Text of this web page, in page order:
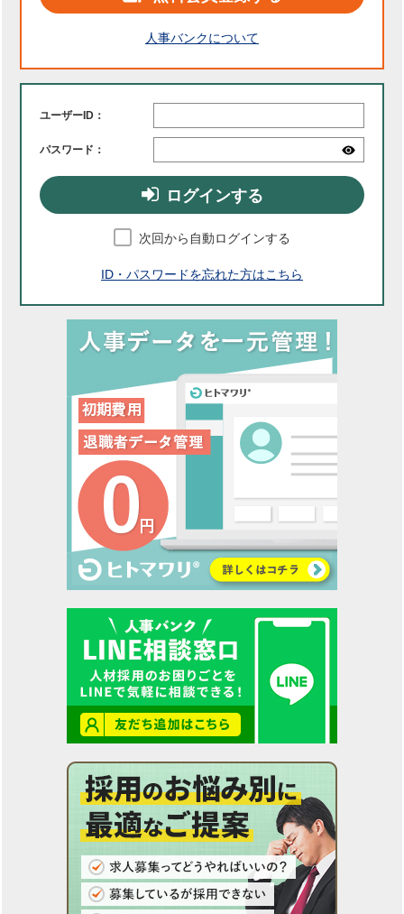
人事バンクについて
ユーザーID：
パスワード：
ログインする
次回から自動ログインする
ID・パスワードを忘れた方はこちら